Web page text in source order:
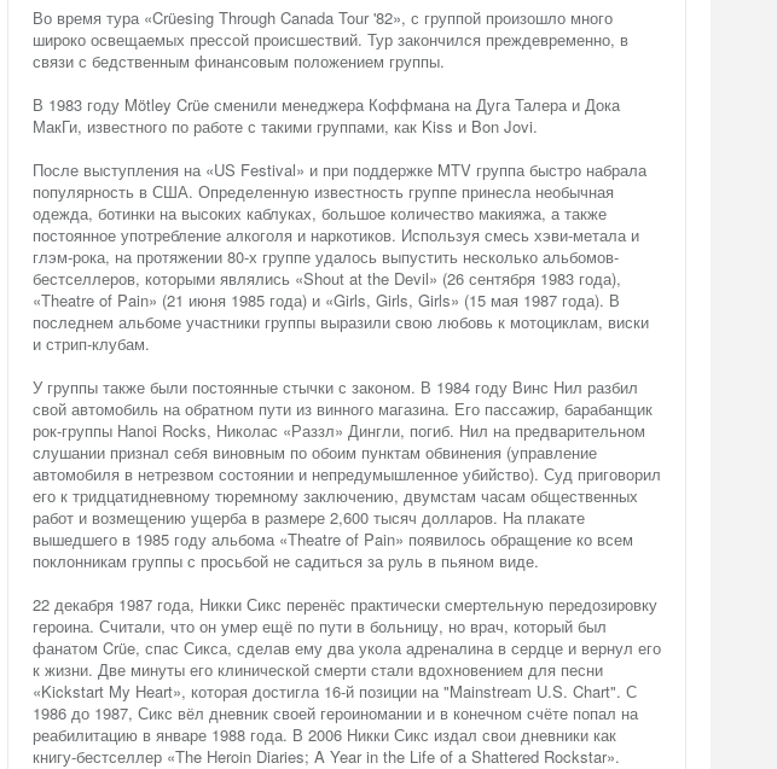
Во время тура «Crüesing Through Canada Tour '82», с группой произошло много
широко освещаемых прессой происшествий. Тур закончился преждевременно, в
связи с бедственным финансовым положением группы.
В 1983 году Mötley Crüe сменили менеджера Коффмана на Дуга Талера и Дока
МакГи, известного по работе с такими группами, как Kiss и Bon Jovi.
После выступления на «US Festival» и при поддержке MTV группа быстро набрала
популярность в США. Определенную известность группе принесла необычная
одежда, ботинки на высоких каблуках, большое количество макияжа, а также
постоянное употребление алкоголя и наркотиков. Используя смесь хэви-метала и
глэм-рока, на протяжении 80-х группе удалось выпустить несколько альбомов-
бестселлеров, которыми являлись «Shout at the Devil» (26 сентября 1983 года),
«Theatre of Pain» (21 июня 1985 года) и «Girls, Girls, Girls» (15 мая 1987 года). В
последнем альбоме участники группы выразили свою любовь к мотоциклам, виски
и стрип-клубам.
У группы также были постоянные стычки с законом. В 1984 году Винс Нил разбил
свой автомобиль на обратном пути из винного магазина. Его пассажир, барабанщик
рок-группы Hanoi Rocks, Николас «Раззл» Дингли, погиб. Нил на предварительном
слушании признал себя виновным по обоим пунктам обвинения (управление
автомобиля в нетрезвом состоянии и непредумышленное убийство). Суд приговорил
его к тридцатидневному тюремному заключению, двумстам часам общественных
работ и возмещению ущерба в размере 2,600 тысяч долларов. На плакате
вышедшего в 1985 году альбома «Theatre of Pain» появилось обращение ко всем
поклонникам группы с просьбой не садиться за руль в пьяном виде.
22 декабря 1987 года, Никки Сикс перенёс практически смертельную передозировку
героина. Считали, что он умер ещё по пути в больницу, но врач, который был
фанатом Crüe, спас Сикса, сделав ему два укола адреналина в сердце и вернул его
к жизни. Две минуты его клинической смерти стали вдохновением для песни
«Kickstart My Heart», которая достигла 16-й позиции на "Mainstream U.S. Chart". С
1986 до 1987, Сикс вёл дневник своей героиномании и в конечном счёте попал на
реабилитацию в январе 1988 года. В 2006 Никки Сикс издал свои дневники как
книгу-бестселлер «The Heroin Diaries; A Year in the Life of a Shattered Rockstar».